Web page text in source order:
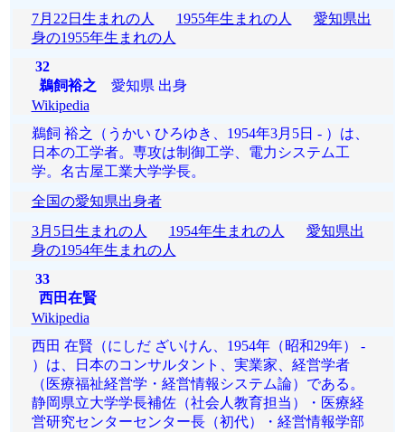
7月22日生まれの人
1955年生まれの人
愛知県出
身の1955年生まれの人
32
鵜飼裕之 愛知県 出身
Wikipedia
鵜飼 裕之（うかい ひろゆき、1954年3月5日 - ）は、
日本の工学者。専攻は制御工学、電力システム工
学。名古屋工業大学学長。
全国の愛知県出身者
3月5日生まれの人
1954年生まれの人
愛知県出
身の1954年生まれの人
33
西田在賢
Wikipedia
西田 在賢（にしだ ざいけん、1954年（昭和29年） -
）は、日本のコンサルタント、実業家、経営学者
（医療福祉経営学・経営情報システム論）である。
静岡県立大学学長補佐（社会人教育担当）・医療経
営研究センターセンター長（初代）・経営情報学部